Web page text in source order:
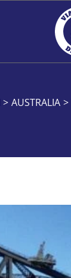
> AUSTRALIA >